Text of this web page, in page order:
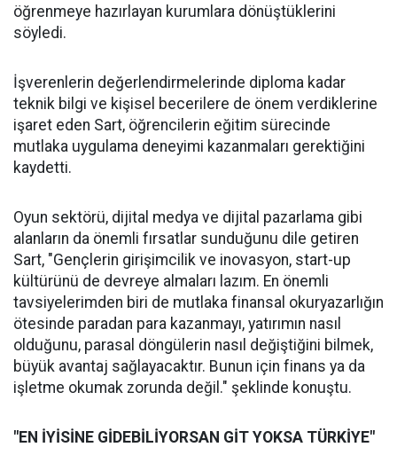
öğrenmeye hazırlayan kurumlara dönüştüklerini
söyledi.
İşverenlerin değerlendirmelerinde diploma kadar
teknik bilgi ve kişisel becerilere de önem verdiklerine
işaret eden Sart, öğrencilerin eğitim sürecinde
mutlaka uygulama deneyimi kazanmaları gerektiğini
kaydetti.
Oyun sektörü, dijital medya ve dijital pazarlama gibi
alanların da önemli fırsatlar sunduğunu dile getiren
Sart, "Gençlerin girişimcilik ve inovasyon, start-up
kültürünü de devreye almaları lazım. En önemli
tavsiyelerimden biri de mutlaka finansal okuryazarlığın
ötesinde paradan para kazanmayı, yatırımın nasıl
olduğunu, parasal döngülerin nasıl değiştiğini bilmek,
büyük avantaj sağlayacaktır. Bunun için finans ya da
işletme okumak zorunda değil." şeklinde konuştu.
"EN İYİSİNE GİDEBİLİYORSAN GİT YOKSA TÜRKİYE"